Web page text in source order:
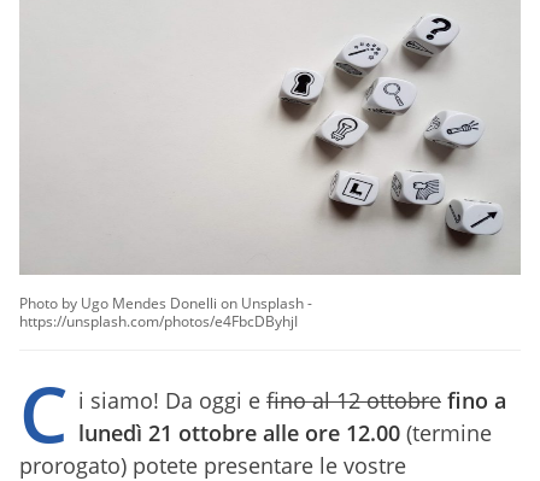
Photo by Ugo Mendes Donelli on Unsplash -
https://unsplash.com/photos/e4FbcDByhjI
C i siamo! Da oggi e fino al 12 ottobre fino a
lunedì 21 ottobre alle ore 12.00 (termine
prorogato) potete presentare le vostre